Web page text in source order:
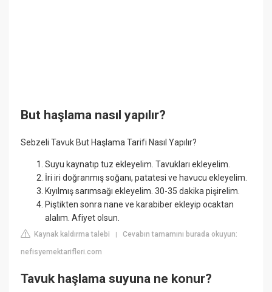
But haşlama nasıl yapılır?
Sebzeli Tavuk But Haşlama Tarifi Nasıl Yapılır?
Suyu kaynatıp tuz ekleyelim. Tavukları ekleyelim.
İri iri doğranmış soğanı, patatesi ve havucu ekleyelim.
Kıyılmış sarımsağı ekleyelim. 30-35 dakika pişirelim.
Piştikten sonra nane ve karabiber ekleyip ocaktan
alalım. Afiyet olsun.
Kaynak kaldırma talebi |Cevabın tamamını burada okuyun:
nefisyemektarifleri.com
Tavuk haşlama suyuna ne konur?